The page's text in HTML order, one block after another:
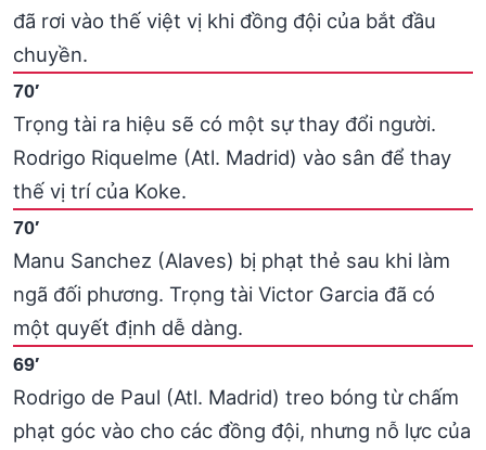
đã rơi vào thế việt vị khi đồng đội của bắt đầu
chuyền.
70′
Trọng tài ra hiệu sẽ có một sự thay đổi người.
Rodrigo Riquelme (Atl. Madrid) vào sân để thay
thế vị trí của Koke.
70′
Manu Sanchez (Alaves) bị phạt thẻ sau khi làm
ngã đối phương. Trọng tài Victor Garcia đã có
một quyết định dễ dàng.
69′
Rodrigo de Paul (Atl. Madrid) treo bóng từ chấm
phạt góc vào cho các đồng đội, nhưng nỗ lực của